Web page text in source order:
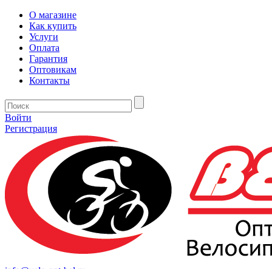
О магазине
Как купить
Услуги
Оплата
Гарантия
Оптовикам
Контакты
Войти
Регистрация